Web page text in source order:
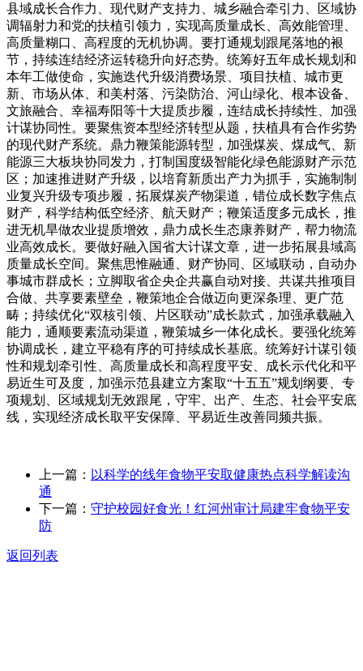
县域成长合作力、现代财产支持力、城乡融合牵引力、区域协
调辐射力和党的扶植引领力，实现高质量成长、高效能管理、
高质量糊口、高程度的无机协调。要打通规划跟尾落地的裉
节，持续连结经济运转稳升向好态势。统筹好五年成长规划和
本年工做使命，实施迭代升级消费场景、项目扶植、城市更
新、市场从体、和美村落、污染防治、河山绿化、根本设备、
文旅融合、幸福寿阳等十大提质步履，连结成长持续性、加强
计谋协同性。要聚焦资本型经济转型从题，扶植具有合作劣势
的现代财产系统。鼎力鞭策能源转型，加强煤炭、煤成气、新
能源三大板块协同发力，打制国度级智能化绿色能源财产示范
区；加速推进财产升级，以培育新质出产力为抓手，实施制制
业复兴升级专项步履，拓展煤炭产物渠道，错位成长数字焦点
财产，科学结构低空经济、航天财产；鞭策适度多元成长，推
进无机旱做农业提质增效，鼎力成长生态康养财产，帮力物流
业高效成长。要做好融入国省大计谋文章，进一步拓展县域高
质量成长空间。聚焦思惟融通、财产协同、区域联动，自动办
事城市群成长；立脚取省企央企共赢自动对接、共谋共推项目
合做、共享要素壁垒，鞭策地企合做迈向更深条理、更广范
畴；持续优化“双核引领、片区联动”成长款式，加强承载融入
能力，通顺要素流动渠道，鞭策城乡一体化成长。要强化统筹
协调成长，建立平稳有序的可持续成长基底。统筹好计谋引领
性和规划牵引性、高质量成长和高程度平安、成长示代化和平
易近生可及度，加强示范县建立方案取“十五五”规划纲要、专
项规划、区域规划无效跟尾，守牢、出产、生态、社会平安底
线，实现经济成长取平安保障、平易近生改善同频共振。
上一篇： 以科学的线年食物平安取健康热点科学解读沟
通
下一篇： 守护校园好食光！红河州审计局建牢食物平安
防
返回列表